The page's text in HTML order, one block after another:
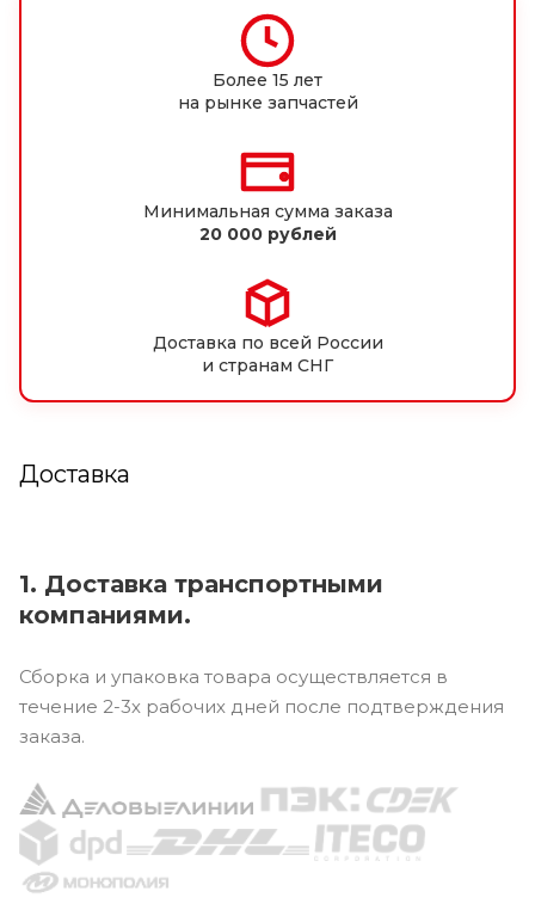
Более 15 лет
на рынке запчастей
Минимальная сумма заказа
20 000 рублей
Доставка по всей России
и странам СНГ
Доставка
1. Доставка транспортными
компаниями.
Сборка и упаковка товара осуществляется в
течение 2-3х рабочих дней после подтверждения
заказа.